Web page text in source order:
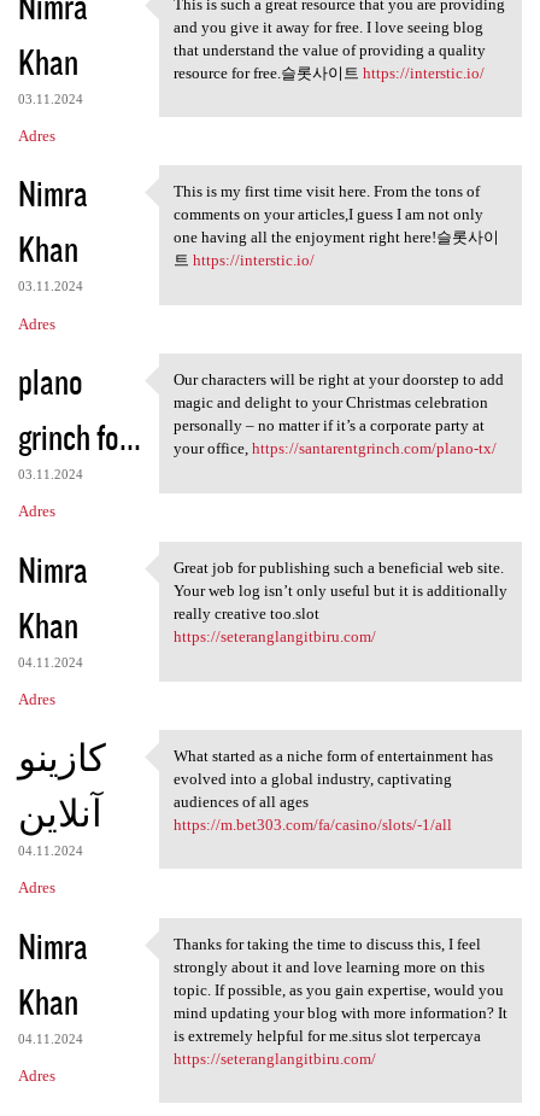
Khan
03.11.2024
Adres
This is such a great resource
This is such a great resource that you are providing
and you give it away for free. I love seeing blog
that understand the value of providing a quality
resource for free.슬롯사이트 https://interstic.io/
Nimra
Khan
03.11.2024
Adres
This is my first time visit
This is my first time visit here. From the tons of
comments on your articles,I guess I am not only
one having all the enjoyment right here!슬롯사이
트 https://interstic.io/
plano
grinch fo...
03.11.2024
Adres
Our characters will be right
Our characters will be right at your doorstep to add
magic and delight to your Christmas celebration
personally – no matter if it’s a corporate party at
your office, https://santarentgrinch.com/plano-tx/
Nimra
Khan
04.11.2024
Adres
Great job for publishing such
Great job for publishing such a beneficial web site.
Your web log isn’t only useful but it is additionally
really creative too.slot
https://seteranglangitbiru.com/
کازینو
آنلاین
04.11.2024
Adres
What started as a niche form
What started as a niche form of entertainment has
evolved into a global industry, captivating
audiences of all ages
https://m.bet303.com/fa/casino/slots/-1/all
Nimra
Khan
04.11.2024
Adres
Thanks for taking the time to
Thanks for taking the time to discuss this, I feel
strongly about it and love learning more on this
topic. If possible, as you gain expertise, would you
mind updating your blog with more information? It
is extremely helpful for me.situs slot terpercaya
https://seteranglangitbiru.com/